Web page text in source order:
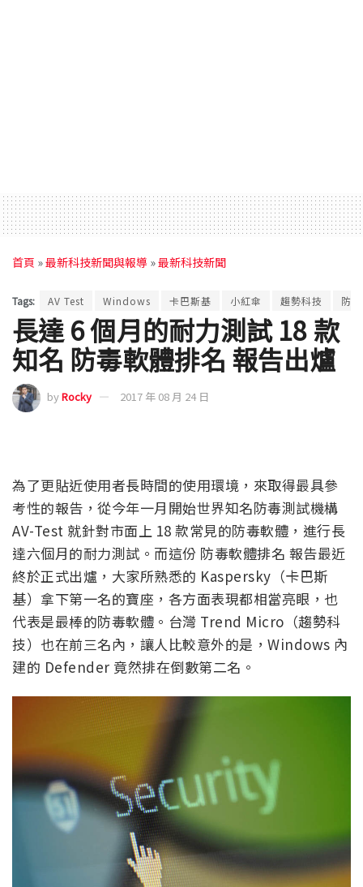
首頁 »最新科技新聞與報導 »最新科技新聞
Tags: AV Test Windows 卡巴斯基 小紅傘 趨勢科技 防毒
長達 6 個月的耐力測試 18 款
知名 防毒軟體排名 報告出爐
byRocky 2017 年 08 月 24 日
為了更貼近使用者長時間的使用環境，來取得最具參
考性的報告，從今年一月開始世界知名防毒測試機構
AV-Test 就針對市面上 18 款常見的防毒軟體，進行長
達六個月的耐力測試。而這份 防毒軟體排名 報告最近
終於正式出爐，大家所熟悉的 Kaspersky（卡巴斯
基）拿下第一名的寶座，各方面表現都相當亮眼，也
代表是最棒的防毒軟體。台灣 Trend Micro（趨勢科
技）也在前三名內，讓人比較意外的是，Windows 內
建的 Defender 竟然排在倒數第二名。